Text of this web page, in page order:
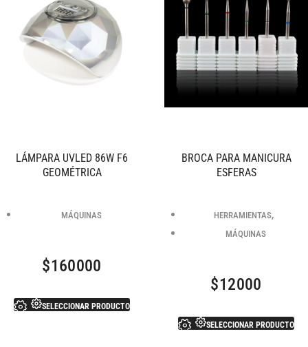
LÁMPARA UVLED 86W F6
GEOMÉTRICA
MÁQUINAS
$160000
SELECCIONAR PRODUCTO
BROCA PARA MANICURA
ESFERAS
HERRAMIENTAS,
MÁQUINAS
$12000
SELECCIONAR PRODUCTO